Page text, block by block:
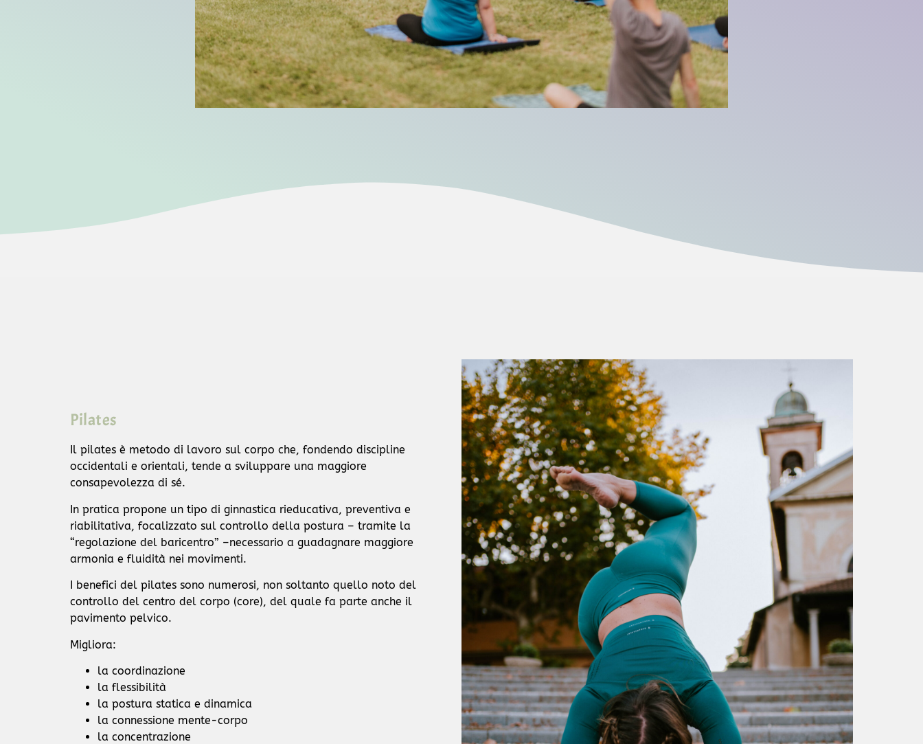
Pilates
Il pilates è metodo di lavoro sul corpo che, fondendo discipline
occidentali e orientali, tende a sviluppare una maggiore
consapevolezza di sé.
In pratica propone un tipo di ginnastica rieducativa, preventiva e
riabilitativa, focalizzato sul controllo della postura – tramite la
“regolazione del baricentro” –necessario a guadagnare maggiore
armonia e fluidità nei movimenti.
I benefici del pilates sono numerosi, non soltanto quello noto del
controllo del centro del corpo (core), del quale fa parte anche il
pavimento pelvico.
Migliora:
la coordinazione
la flessibilità
la postura statica e dinamica
la connessione mente-corpo
la concentrazione